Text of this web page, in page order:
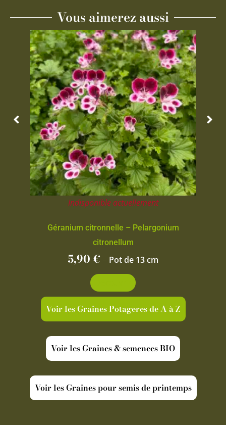
Vous aimerez aussi
Indisponible actuellement
Géranium citronnelle – Pelargonium
citronellum
5,90€ - Pot de 13 cm
Voir les Graines Potageres de A à Z
Voir les Graines & semences BIO
Voir les Graines pour semis de printemps